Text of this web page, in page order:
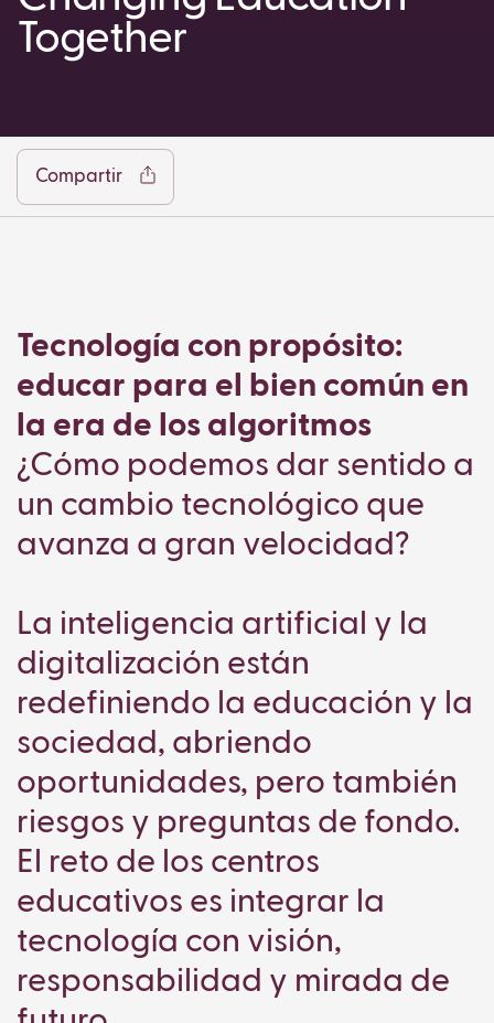
Together
Compartir
Facebook
Twitter
Tecnología con propósito:
educar para el bien común en
la era de los algoritmos
¿Cómo podemos dar sentido a
un cambio tecnológico que
avanza a gran velocidad?
La inteligencia artificial y la
digitalización están
redefiniendo la educación y la
sociedad, abriendo
oportunidades, pero también
riesgos y preguntas de fondo.
El reto de los centros
educativos es integrar la
tecnología con visión,
responsabilidad y mirada de